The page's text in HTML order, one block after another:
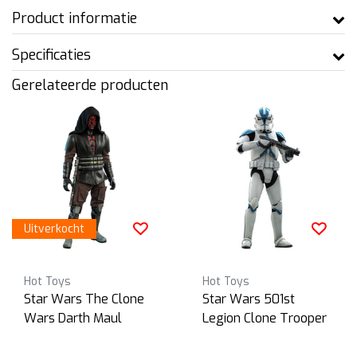
Product informatie
Specificaties
Gerelateerde producten
Uitverkocht
Hot Toys
Star Wars The Clone
Wars Darth Maul
Hot Toys
Star Wars 501st
Legion Clone Trooper